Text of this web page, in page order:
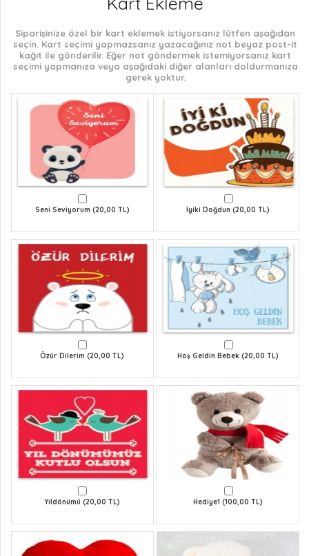
Siparişinize özel bir kart eklemek istiyorsanız lütfen aşağıdan
seçin. Kart seçimi yapmazsanız yazacağınız not beyaz post-it
kağıt ile gönderilir. Eğer not göndermek istemiyorsanız kart
seçimi yapmanıza veya aşağıdaki diğer alanları doldurmanıza
gerek yoktur.
Seni Seviyorum (20,00 TL) İyiki Doğdun (20,00 TL)
Özür Dilerim (20,00 TL) Hoş Geldin Bebek (20,00 TL)
Yıldönümü (20,00 TL) Hediye1 (100,00 TL)